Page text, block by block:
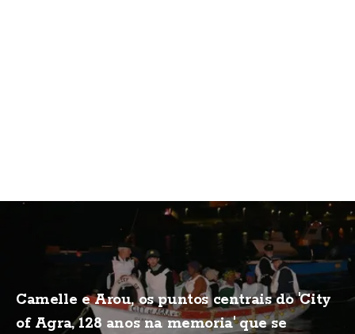
Camelle e Arou, os puntos centrais do 'City
of Agra, 128 anos na memoria' que se